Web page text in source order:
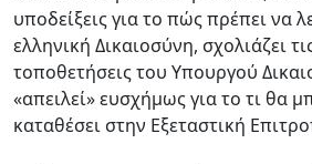
υποδείξεις για το πώς πρέπει να
ελληνική Δικαιοσύνη, σχολιάζει
τοποθετήσεις του Υπουργού
«απειλεί» ευσχήμως για το τι θα
καταθέσει στην Εξεταστική